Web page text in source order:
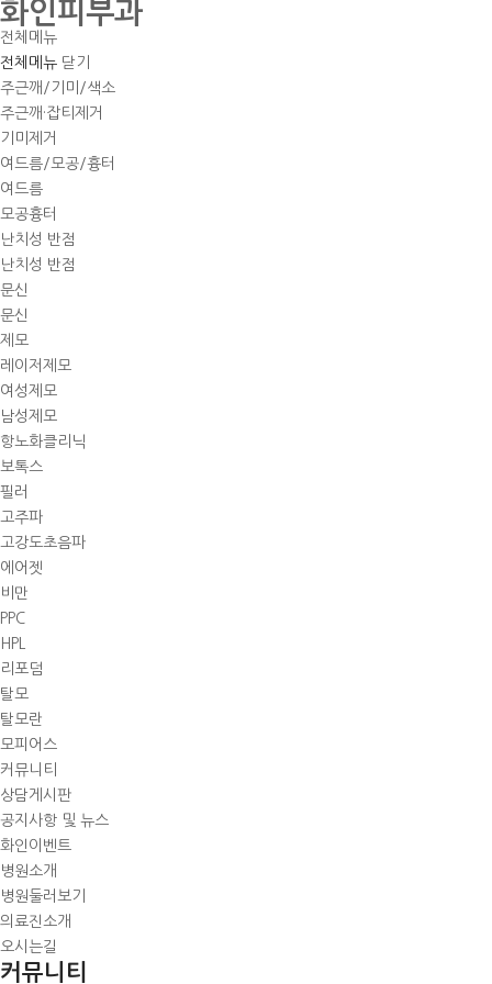
화인피부과
전체메뉴
전체메뉴 닫기
주근깨/기미/색소
주근깨·잡티제거
기미제거
여드름/모공/흉터
여드름
모공흉터
난치성 반점
난치성 반점
문신
문신
제모
레이저제모
여성제모
남성제모
항노화클리닉
보톡스
필러
고주파
고강도초음파
에어젯
비만
PPC
HPL
리포덤
탈모
탈모란
모피어스
커뮤니티
상담게시판
공지사항 및 뉴스
화인이벤트
병원소개
병원둘러보기
의료진소개
오시는길
커뮤니티